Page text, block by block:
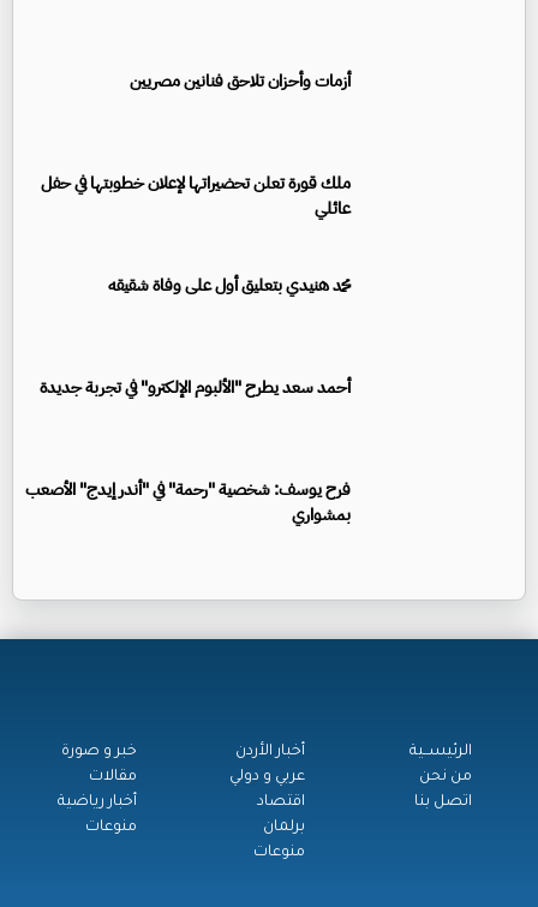
أزمات وأحزان تلاحق فنانين مصريين
ملك قورة تعلن تحضيراتها لإعلان خطوبتها في حفل
عائلي
محمد هنيدي بتعليق أول على وفاة شقيقه
أحمد سعد يطرح "الألبوم الإلكترو" في تجربة جديدة
فرح يوسف: شخصية "رحمة" في "أندر إيدج" الأصعب
بمشواري
الرئيســية
من نحن
اتصل بنا
أخبار الأردن
عربي و دولي
اقتصاد
برلمان
منوعات
خبر و صورة
مقالات
أخبار رياضية
منوعات